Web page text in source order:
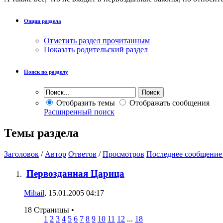
Опции раздела
Отметить раздел прочитанным
Показать родительский раздел
Поиск по разделу
Отобразить темы
Отображать сообщения
Расширенный поиск
Темы раздела
Заголовок / Автор Ответов /Просмотров Последнее сообщение
Первозданная Царица
Mihail, 15.01.2005 04:17
18 Страницы •
1 2 3 4 5 6 7 8 9 10 11 12 ... 18